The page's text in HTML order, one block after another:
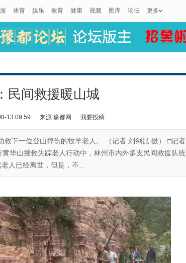
体育 娱乐 教育 健康 视频 图库 论坛 更多
民间救援暖山城
13 09:59 来源:豫都网 我要投稿
救下一位登山摔伤的牧羊老人。 （记者 刘剑昆 摄） □记者
华山搜救失踪老人行动中，林州市内外多支民间救援队统
人已经离世，但是，不...